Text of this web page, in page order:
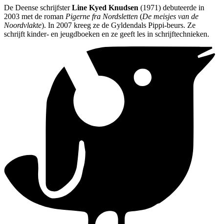
De Deense schrijfsterLine Kyed Knudsen (1971) debuteerde in
2003 met de roman Pigerne fra Nordsletten (De meisjes van de
Noordvlakte). In 2007 kreeg ze de Gyldendals Pippi-beurs. Ze
schrijft kinder- en jeugdboeken en ze geeft les in schrijftechnieken.